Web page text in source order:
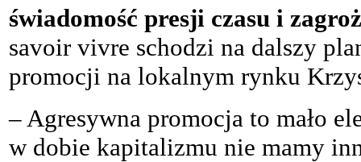
świadomość presji czasu i
savoir vivre schodzi na dalszy
promocji na lokalnym rynku
– Agresywna promocja to mało
w dobie kapitalizmu nie mamy